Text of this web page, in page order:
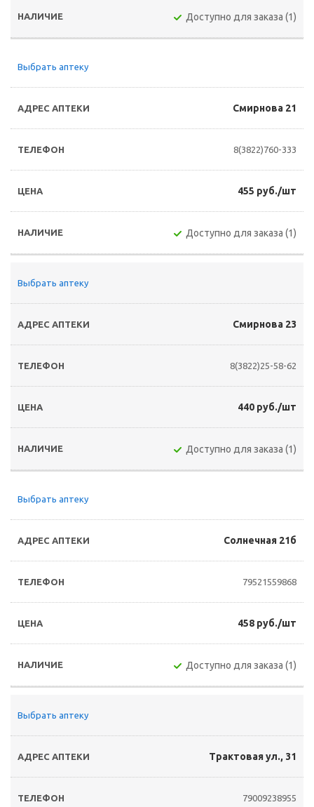
Доступно для заказа (1)
Выбрать аптеку
Смирнова 21
8(3822)760-333
455 руб./шт
Доступно для заказа (1)
Выбрать аптеку
Смирнова 23
8(3822)25-58-62
440 руб./шт
Доступно для заказа (1)
Выбрать аптеку
Солнечная 21б
79521559868
458 руб./шт
Доступно для заказа (1)
Выбрать аптеку
Трактовая ул., 31
79009238955